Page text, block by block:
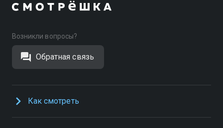
Возникли вопросы?
Обратная связь
Как смотреть